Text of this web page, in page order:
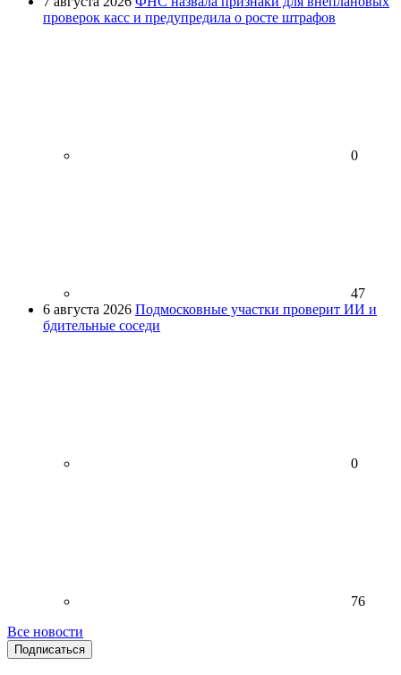
проверок касс и предупредила о росте штрафов
0
47
6 августа 2026 Подмосковные участки проверит ИИ и
бдительные соседи
0
76
Все новости
Подписаться